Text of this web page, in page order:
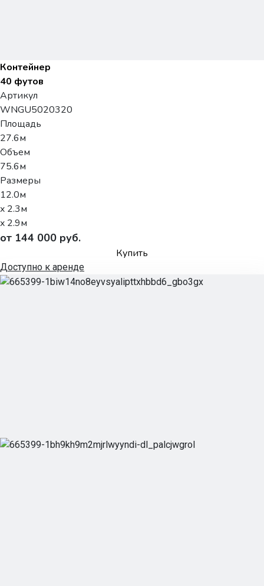
Контейнер
40 футов
Артикул
WNGU5020320
Площадь
27.6м
Объем
75.6м
Размеры
12.0м
x 2.3м
x 2.9м
от 144 000 руб.
Купить
Доступно к аренде